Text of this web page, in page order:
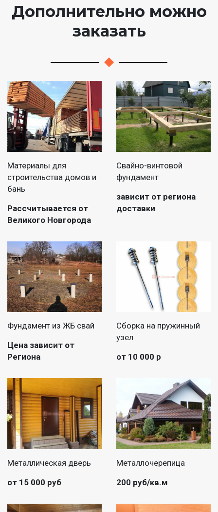
Дополнительно можно
заказать
Материалы для
строительства домов и
бань
Рассчитывается от
Великого Новгорода
Свайно-винтовой
фундамент
зависит от региона
доставки
Фундамент из ЖБ свай
Цена зависит от
Региона
Сборка на пружинный
узел
от 10 000 р
Металлическая дверь
от 15 000 руб
Металлочерепица
200 руб/кв.м